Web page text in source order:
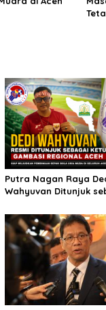
Putra Nagan Raya
Wahyuvan Ditunjuk